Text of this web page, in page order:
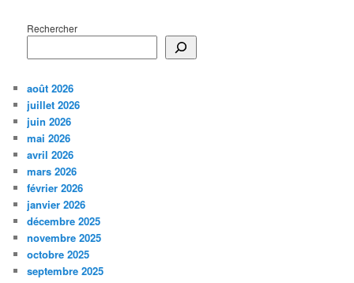
Rechercher
août 2026
juillet 2026
juin 2026
mai 2026
avril 2026
mars 2026
février 2026
janvier 2026
décembre 2025
novembre 2025
octobre 2025
septembre 2025